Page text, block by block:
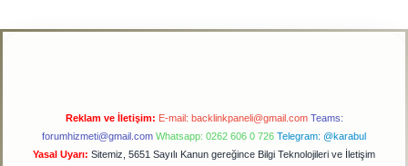
Reklam ve İletişim: E-mail: backlinkpaneli@gmail.com Teams:
forumhizmeti@gmail.com Whatsapp: 0262 606 0 726 Telegram: @karabul
Yasal Uyarı: Sitemiz, 5651 Sayılı Kanun gereğince Bilgi Teknolojileri ve İletişim